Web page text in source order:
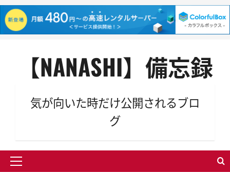
【NANASHI】備忘録
気が向いた時だけ公開されるブロ
グ
メ